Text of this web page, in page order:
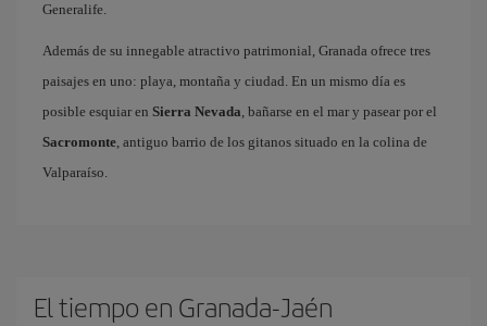
Generalife.
Además de su innegable atractivo patrimonial, Granada ofrece tres
paisajes en uno: playa, montaña y ciudad. En un mismo día es
posible esquiar en Sierra Nevada, bañarse en el mar y pasear por el
Sacromonte, antiguo barrio de los gitanos situado en la colina de
Valparaíso.
El tiempo en Granada-Jaén